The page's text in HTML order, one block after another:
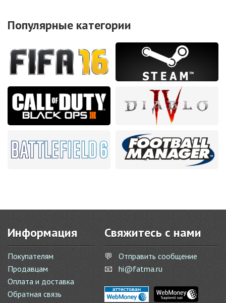
Популярные категории
Информация
Покупателям
Продавцам
Оплата и доставка
Обратная связь
Свяжитесь с нами
💬
Отправить сообщение
📧
hi@fatma.ru